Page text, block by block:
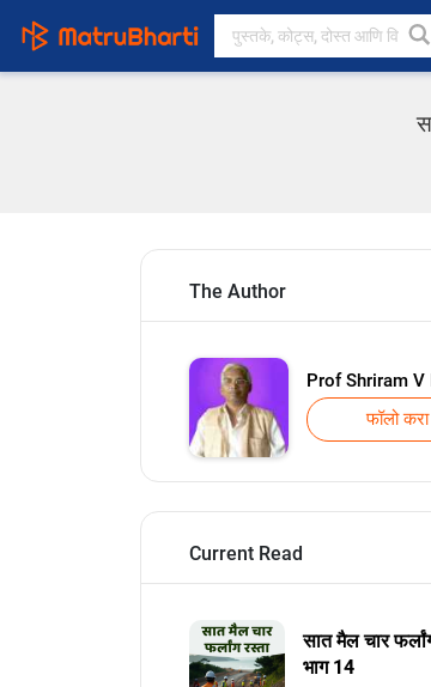
The Author
Prof Shriram V
फॉलो करा
Current Read
सात मैल चार
भाग 14